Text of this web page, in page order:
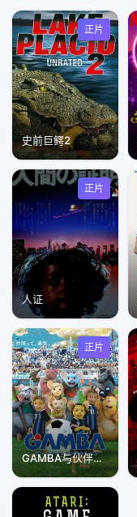
正片
史前巨鳄2
正片
人证
正片
GAMBA与伙伴们的大冒险